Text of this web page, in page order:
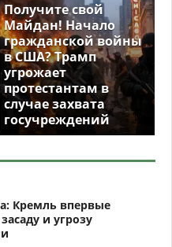
Получите свой
Майдан! Начало
гражданской войны
в США? Трамп
угрожает
протестантам в
случае захвата
госучреждений
Кремль впервые
и угрозу